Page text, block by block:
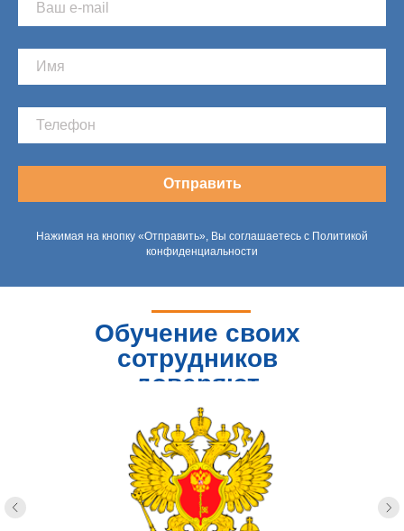
Отправить
Нажимая на кнопку «Отправить», Вы соглашаетесь с Политикой
конфиденциальности
Обучение своих
сотрудников
доверяют